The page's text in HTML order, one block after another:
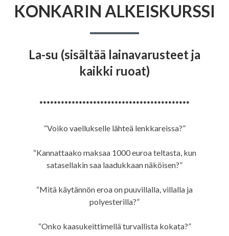
KONKARIN ALKEISKURSSI
La-su (sisältää lainavarusteet ja
kaikki ruoat)
******************************************
“Voiko vaellukselle lähteä lenkkareissa?”
“Kannattaako maksaa 1000 euroa teltasta, kun
satasellakin saa laadukkaan näköisen?”
“Mitä käytännön eroa on puuvillalla, villalla ja
polyesterilla?”
“Onko kaasukeittimellä turvallista kokata?”